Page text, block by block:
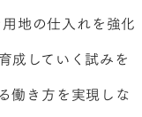
地の仕入れを強化
成していく試みを
働き方を実現しな